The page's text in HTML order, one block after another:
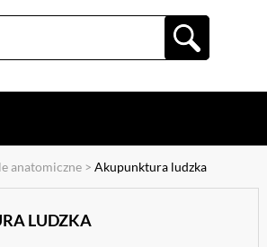
anatomiczne> Akupunktura ludzka
LUDZKA